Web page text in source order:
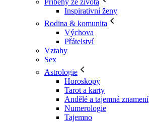
Příběhy ze života
Inspirativní ženy
Rodina & komunita
Výchova
Přátelství
Vztahy
Sex
Astrologie
Horoskopy
Tarot a karty
Andělé a tajemná znamení
Numerologie
Tajemno